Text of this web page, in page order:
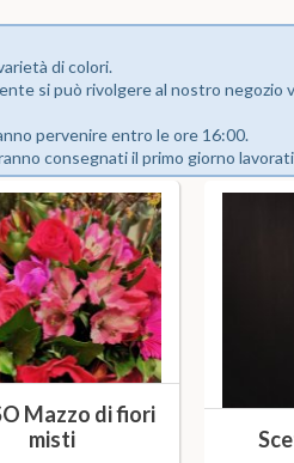
di colori.
si può rivolgere al nostro negozio
pervenire entro le ore 16:00.
consegnati il primo giorno
Mazzo di fiori
misti